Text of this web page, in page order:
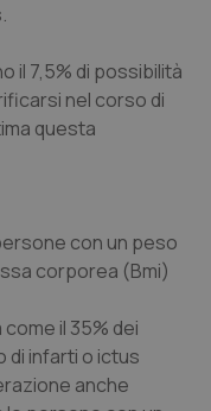
Ulcerosa
il 7,5% di possibilità
nel corso di
questa
con un peso
corporea (Bmi)
il 35% dei
di infarti o ictus
anche